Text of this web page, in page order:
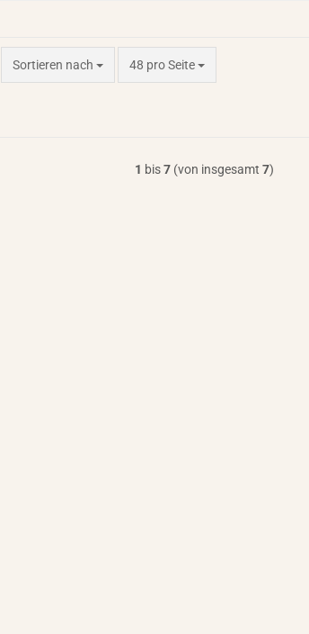
Sortieren nach
Sortieren nach 48 pro Seite
pro Seite
1 bis7 (von insgesamt7)